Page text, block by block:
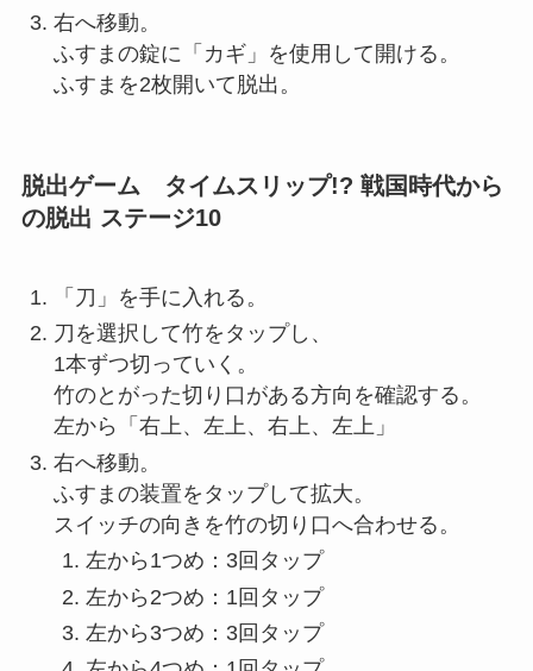
右へ移動。
ふすまの錠に「カギ」を使用して開ける。
ふすまを2枚開いて脱出。
脱出ゲーム タイムスリップ!? 戦国時代から
の脱出 ステージ10
「刀」を手に入れる。
刀を選択して竹をタップし、
1本ずつ切っていく。
竹のとがった切り口がある方向を確認する。
左から「右上、左上、右上、左上」
右へ移動。
ふすまの装置をタップして拡大。
スイッチの向きを竹の切り口へ合わせる。
左から1つめ：3回タップ
左から2つめ：1回タップ
左から3つめ：3回タップ